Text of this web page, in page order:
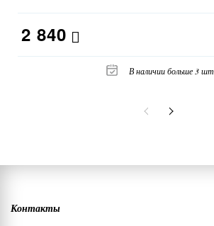
2 840
В наличии больше 3 шт
Контакты